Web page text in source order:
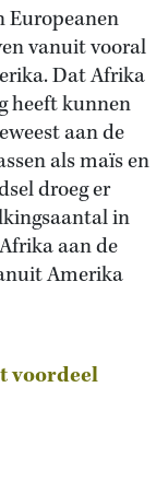
Europeanen
vanuit vooral
Dat Afrika
heeft kunnen
aan de
als maïs en
droeg er
in
aan de
Amerika
voordeel